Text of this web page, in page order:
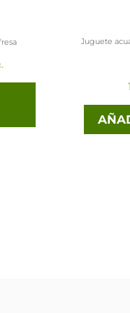
producto
Juguete